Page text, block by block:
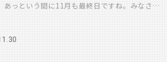
あっという間に11月も最終日ですね。みなさん
11月の快晴の某日、以前から「おうちづく
S様邸の棟上げ工事が行われました。 当日は
暖かく、風もおだやかでとても良い日でした。
上がっていく様子を終始撮影させていただき